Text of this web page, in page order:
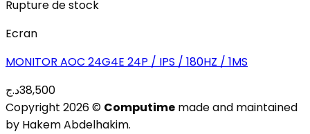
Rupture de stock
Ecran
MONITOR AOC 24G4E 24P / IPS / 180HZ / 1MS
38,500د.ج
Copyright 2026 © Computime made and maintained
by Hakem Abdelhakim.